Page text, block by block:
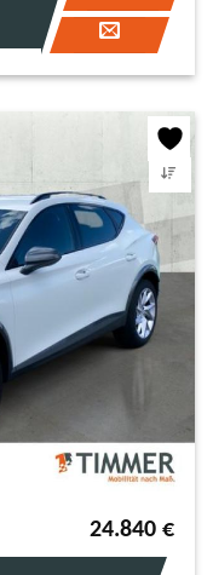
24.840 €